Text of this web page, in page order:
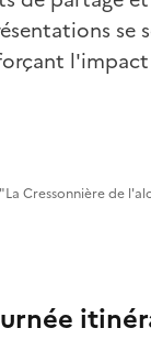
"La Cressonnière de